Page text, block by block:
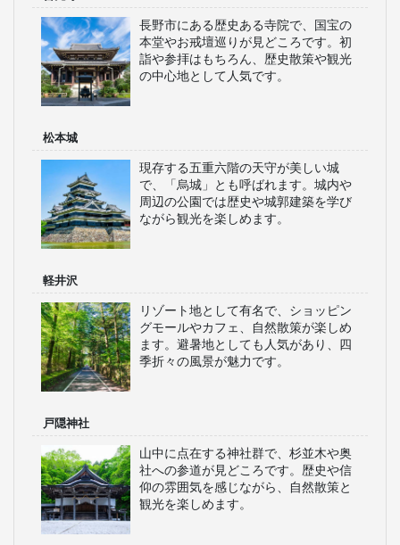
長野市にある歴史ある寺院で、国宝の
本堂やお戒壇巡りが見どころです。初
詣や参拝はもちろん、歴史散策や観光
の中心地として人気です。
松本城
現存する五重六階の天守が美しい城
で、「烏城」とも呼ばれます。城内や
周辺の公園では歴史や城郭建築を学び
ながら観光を楽しめます。
軽井沢
リゾート地として有名で、ショッピン
グモールやカフェ、自然散策が楽しめ
ます。避暑地としても人気があり、四
季折々の風景が魅力です。
戸隠神社
山中に点在する神社群で、杉並木や奥
社への参道が見どころです。歴史や信
仰の雰囲気を感じながら、自然散策と
観光を楽しめます。